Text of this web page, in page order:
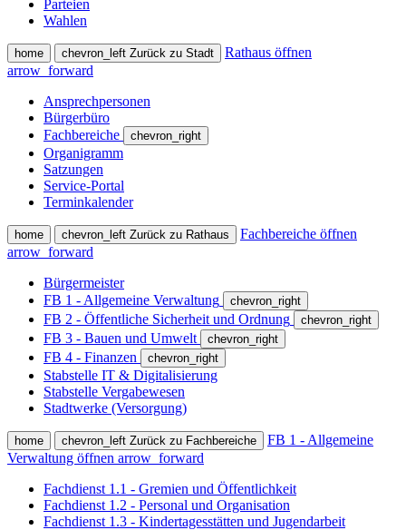
Parteien
Wahlen
home chevron_left Zurück zu Stadt
Rathaus öffnen
arrow_forward
Ansprechpersonen
Bürgerbüro
Fachbereiche
chevron_right
Organigramm
Satzungen
Service-Portal
Terminkalender
home chevron_left Zurück zu Rathaus
Fachbereiche öffnen
arrow_forward
Bürgermeister
FB 1 - Allgemeine Verwaltung
chevron_right
FB 2 - Öffentliche Sicherheit und Ordnung chevron_right
FB 3 - Bauen und Umwelt chevron_right
FB 4 - Finanzen chevron_right
Stabstelle IT & Digitalisierung
Stabstelle Vergabewesen
Stadtwerke (Versorgung)
home chevron_left Zurück zu Fachbereiche
FB 1 - Allgemeine
Verwaltung öffnen arrow_forward
Fachdienst 1.1 - Gremien und Öffentlichkeit
Fachdienst 1.2 - Personal und Organisation
Fachdienst 1.3 - Kindertagesstätten und Jugendarbeit